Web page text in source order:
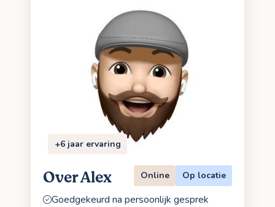
+6 jaar ervaring
Over Alex Online Op locatie
Goedgekeurd na persoonlijk gesprek